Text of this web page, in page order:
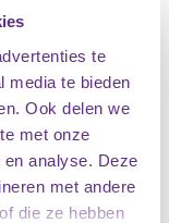
te
media te bieden
Ook delen we
met onze
analyse. Deze
met andere
die ze hebben
producten